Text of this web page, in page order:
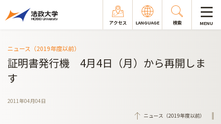
アクセス LANGUAGE 検索 MENU
ニュース（2019年度以前）
証明書発行機 4月4日（月）から再開しま
す
2011年04月04日
ニュース（2019年度以前）